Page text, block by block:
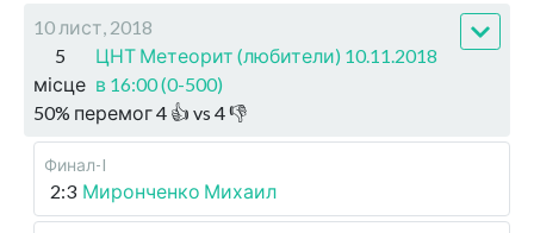
10 лист, 2018
5
місце
ЦНТ Метеорит (любители) 10.11.2018
в 16:00 (0-500)
50% перемог4 👍 vs 4👎
Финал-I
2:3 Миронченко Михаил